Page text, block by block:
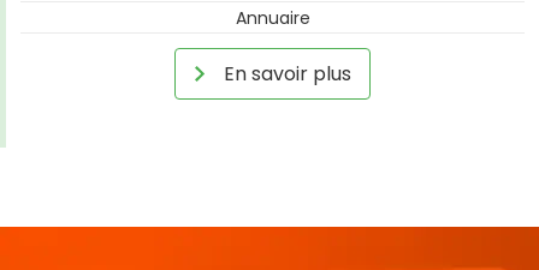
Annuaire
En savoir plus